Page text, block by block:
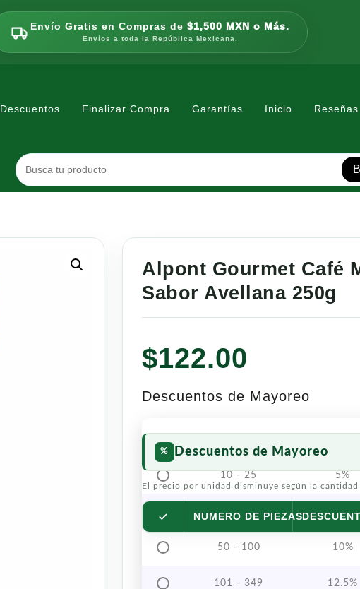
Envío Gratis en Compras de $1,500 MXN o Más.
Envíos a toda la República Mexicana.
Descuentos Finalizar Compra Garantías Inicio Reseñas
Alpont Gourmet Café
Sabor Avellana 250g
$122.00
Descuentos de Mayoreo
Descuentos de Mayoreo
El precio por unidad disminuye según la cantidad
NUMERO DE PIEZAS
10 - 25 5%
26 - 49 7.5%
50 - 100 10%
101 - 349 12.5%